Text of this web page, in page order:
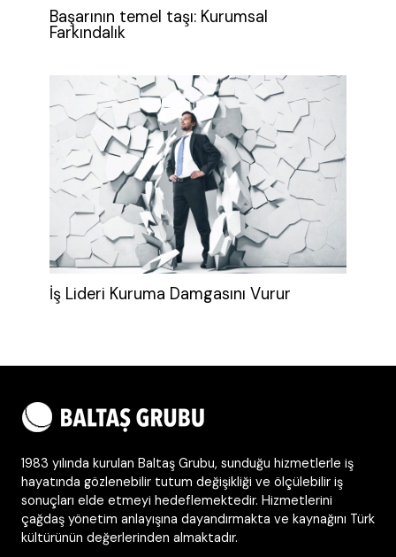
Başarının temel taşı: Kurumsal
Farkındalık
İş Lideri Kuruma Damgasını Vurur
1983 yılında kurulan Baltaş Grubu, sunduğu hizmetlerle iş
hayatında gözlenebilir tutum değişikliği ve ölçülebilir iş
sonuçları elde etmeyi hedeflemektedir. Hizmetlerini
çağdaş yönetim anlayışına dayandırmakta ve kaynağını Türk
kültürünün değerlerinden almaktadır.